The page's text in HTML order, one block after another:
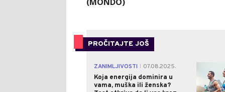
PROČITAJTE JOŠ
ZANIMLJIVOSTI
07.08.2025.
Koja energija dominira u
vama, muška ili ženska?